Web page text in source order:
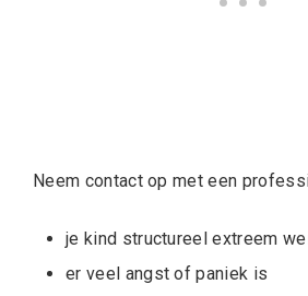
Neem contact op met een
je kind structureel extreem
er veel angst of paniek is